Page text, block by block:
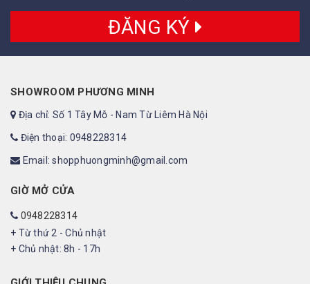
ĐĂNG KÝ
SHOWROOM PHƯƠNG MINH
Địa chỉ: Số 1 Tây Mỗ - Nam Từ Liêm Hà Nội
Điện thoại: 0948228314
Email: shopphuongminh@gmail.com
GIỜ MỞ CỬA
0948228314
+ Từ thứ 2 - Chủ nhật
+ Chủ nhật: 8h - 17h